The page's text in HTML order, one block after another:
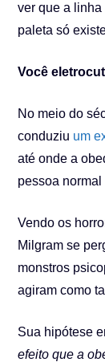
ver que a
paleta só
Você
No meio do
conduziu um
até onde a
pessoa
Vendo os
Milgram se
monstros
agiram como
Sua hipótese
efeito que a